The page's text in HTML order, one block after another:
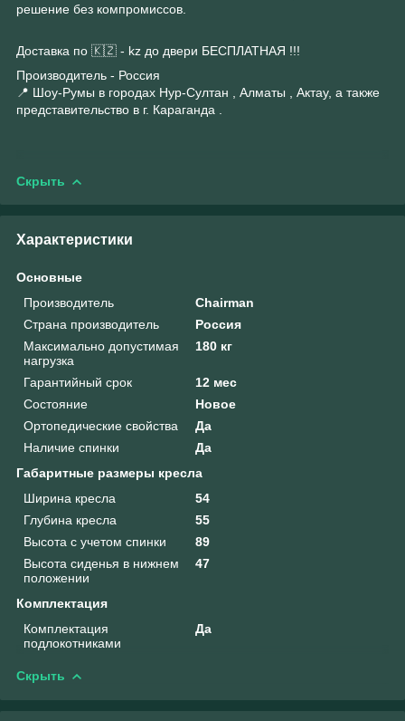
решение без компромиссов.
Доставка по 🇰🇿 - kz до двери БЕСПЛАТНАЯ !!!
Производитель - Россия
📍 Шоу-Румы в городах Нур-Султан , Алматы , Актау, а также
представительство в г. Караганда .
Скрыть
Характеристики
Основные
Производитель
Chairman
Страна производитель
Россия
Максимально допустимая
нагрузка
180 кг
Гарантийный срок
12 мес
Состояние
Новое
Ортопедические свойства
Да
Наличие спинки
Да
Габаритные размеры кресла
Ширина кресла
54
Глубина кресла
55
Высота с учетом спинки
89
Высота сиденья в нижнем
положении
47
Комплектация
Комплектация
подлокотниками
Да
Скрыть